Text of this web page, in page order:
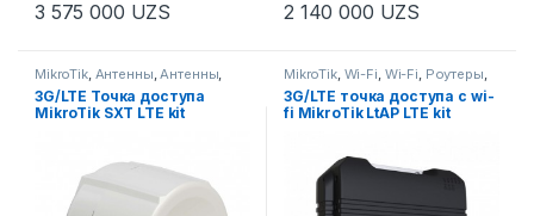
3 575 000 UZS 2 140 000 UZS
MikroTik, Антенны,Антенны,
Роутеры
3G/LTE Точка доступа
MikroTik SXT LTE kit
MikroTik, Wi-Fi, Wi-Fi, Роутеры,
Роутеры
3G/LTE точка доступа с wi-
fi MikroTik LtAP LTE kit